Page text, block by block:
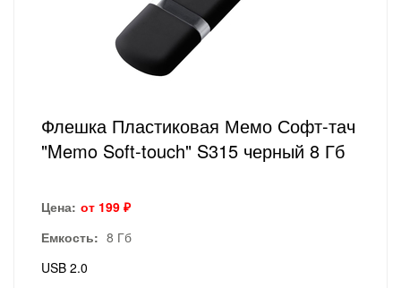
Флешка Пластиковая Мемо Софт-тач
"Memo Soft-touch" S315 черный 8 Гб
Цена: от 199 ₽
Емкость: 8 Гб
USB 2.0